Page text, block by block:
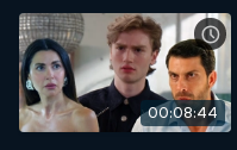
00:08:44